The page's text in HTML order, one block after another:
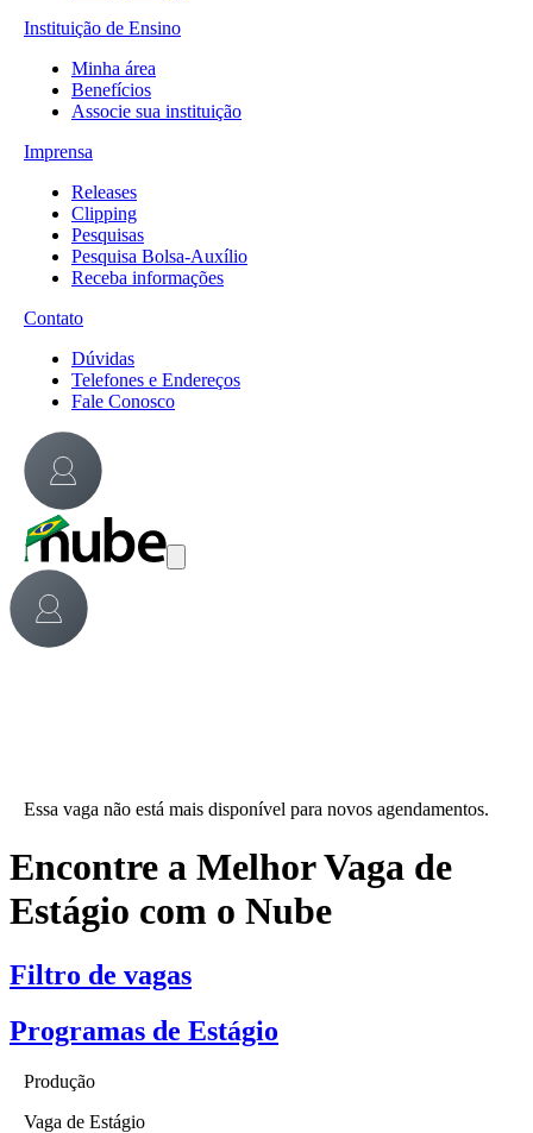
Instituição de Ensino
Minha área
Benefícios
Associe sua instituição
Imprensa
Releases
Clipping
Pesquisas
Pesquisa Bolsa-Auxílio
Receba informações
Contato
Dúvidas
Telefones e Endereços
Fale Conosco
Essa vaga não está mais disponível para novos agendamentos.
Encontre a Melhor Vaga de
Estágio com o Nube
Filtro de vagas
Programas de Estágio
Produção
Vaga de Estágio